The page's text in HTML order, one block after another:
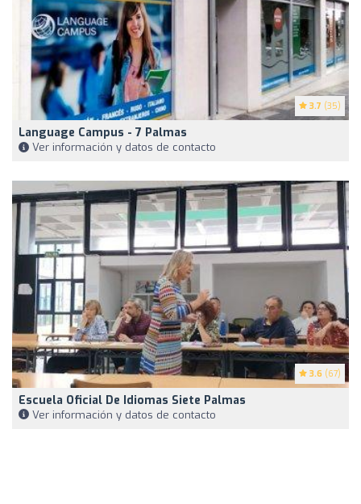
3.7 (35)
Language Campus - 7 Palmas
Ver información y datos de contacto
3.6 (67)
Escuela Oficial De Idiomas Siete Palmas
Ver información y datos de contacto